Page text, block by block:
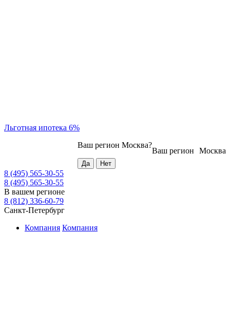
Льготная ипотека 6%
Москва
Ваш регион
Ваш регион Москва?
8 (495) 565-30-55
8 (495) 565-30-55
В вашем регионе
8 (812) 336-60-79
Санкт-Петербург
Компания Компания